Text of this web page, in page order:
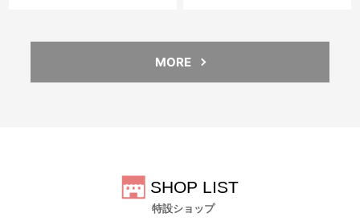
MORE
SHOP LIST
特設ショップ